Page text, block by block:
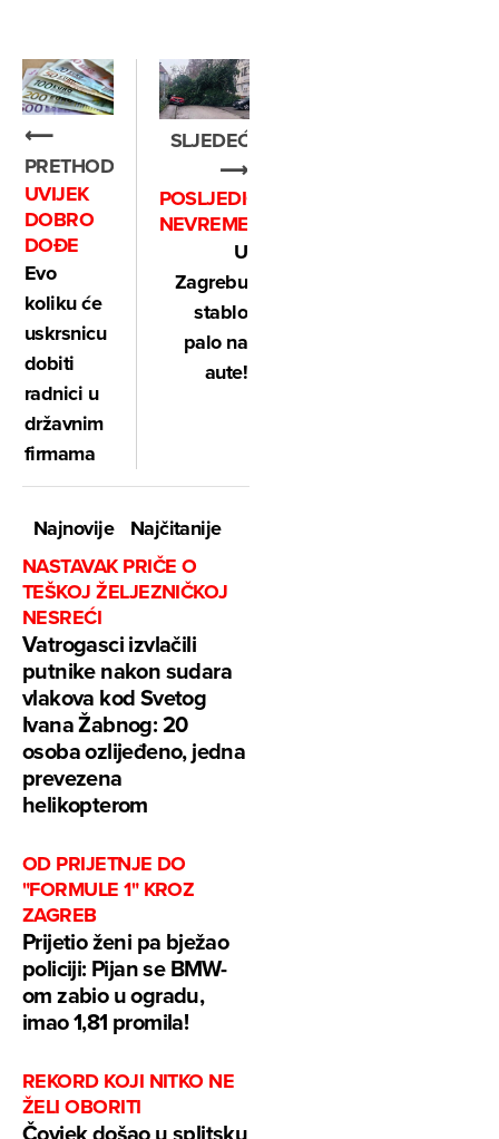
⟵
PRETHODNO
UVIJEK
DOBRO
DOĐE
Evo
koliku će
uskrsnicu
dobiti
radnici u
državnim
firmama
SLJEDEĆE
⟶
POSLJEDICA
NEVREMENA
U
Zagrebu
stablo
palo na
aute!
Najnovije
Najčitanije
NASTAVAK PRIČE O
TEŠKOJ ŽELJEZNIČKOJ
NESREĆI
Vatrogasci izvlačili
putnike nakon sudara
vlakova kod Svetog
Ivana Žabnog: 20
osoba ozlijeđeno, jedna
prevezena
helikopterom
OD PRIJETNJE DO
"FORMULE 1" KROZ
ZAGREB
Prijetio ženi pa bježao
policiji: Pijan se BMW-
om zabio u ogradu,
imao 1,81 promila!
REKORD KOJI NITKO NE
ŽELI OBORITI